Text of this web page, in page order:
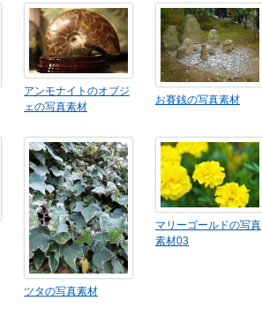
アンモナイトのオブジ
ェの写真素材
お賽銭の写真素材
ツタの写真素材
マリーゴールドの写真
素材03